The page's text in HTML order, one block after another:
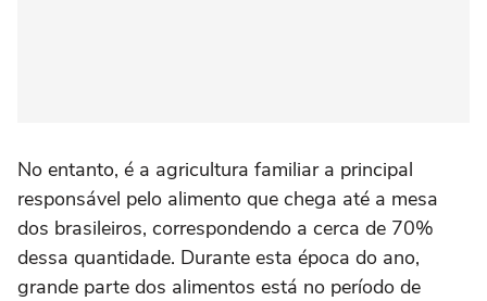
No entanto, é a agricultura familiar a principal
responsável pelo alimento que chega até a mesa
dos brasileiros, correspondendo a cerca de 70%
dessa quantidade. Durante esta época do ano,
grande parte dos alimentos está no período de